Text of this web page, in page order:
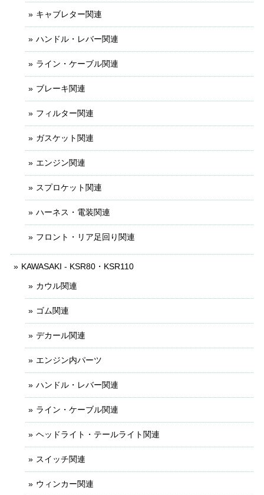
キャブレター関連
ハンドル・レバー関連
ライン・ケーブル関連
ブレーキ関連
フィルター関連
ガスケット関連
エンジン関連
スプロケット関連
ハーネス・電装関連
フロント・リア足回り関連
KAWASAKI - KSR80・KSR110
カウル関連
ゴム関連
デカール関連
エンジン内パーツ
ハンドル・レバー関連
ライン・ケーブル関連
ヘッドライト・テールライト関連
スイッチ関連
ウィンカー関連